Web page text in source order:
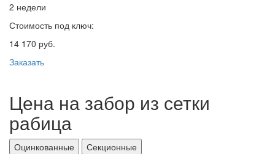
2 недели
Стоимость под ключ:
14 170 руб.
Заказать
Цена на забор из сетки
рабица
Оцинкованные
Секционные